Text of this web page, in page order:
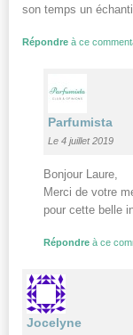
son temps un
Répondre à ce
Parfumista
Le 4 juillet 2019
Bonjour Laure,
Merci de votre
pour cette belle
Répondre à ce
Jocelyne